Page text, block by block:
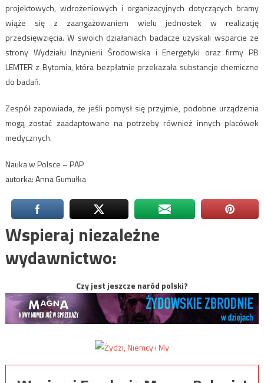
projektowych, wdrożeniowych i organizacyjnych dotyczących bramy
wiąże się z zaangażowaniem wielu jednostek w realizację
przedsięwzięcia. W swoich działaniach badacze uzyskali wsparcie ze
strony Wydziału Inżynierii Środowiska i Energetyki oraz firmy PB
LEMTER z Bytomia, która bezpłatnie przekazała substancje chemiczne
do badań.
Zespół zapowiada, że jeśli pomysł się przyjmie, podobne urządzenia
mogą zostać zaadaptowane na potrzeby również innych placówek
medycznych.
Nauka w Polsce – PAP
autorka: Anna Gumułka
Wspieraj niezależne
wydawnictwo:
Czy jest jeszcze naród polski?